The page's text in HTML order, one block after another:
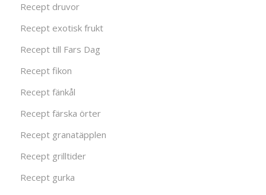
Recept druvor
Recept exotisk frukt
Recept till Fars Dag
Recept fikon
Recept fänkål
Recept färska örter
Recept granatäpplen
Recept grilltider
Recept gurka